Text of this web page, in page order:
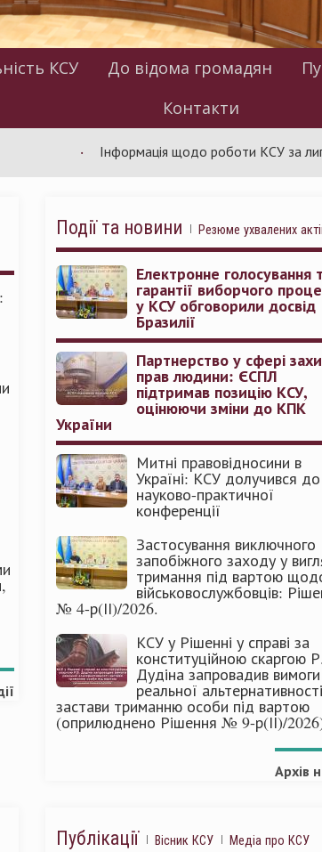
КСУ До відома громадян
Контакти
Інформація щодо роботи КСУ за липень:
Події та новини Резюме ухвалених
Електронне голосування
гарантії виборчого
у КСУ обговорили досвід
Бразилії
Партнерство у сфері
прав людини: ЄСПЛ
підтримав позицію КСУ,
оцінюючи зміни до КПК
України
Митні правовідносини в
Україні: КСУ долучився до
науково-практичної
конференції
Застосування виключного
запобіжного заходу у
тримання під вартою
військовослужбовців:
№ 4-р(ІІ)/2026.
КСУ у Рішенні у справі за
конституційною скаргою
Дудіна запровадив вимоги
реальної альтернативності
застави триманню особи під вартою
(оприлюднено Рішення № 9-р(ІІ)/
Архів
Публікації Вісник КСУ Медіа про КСУ